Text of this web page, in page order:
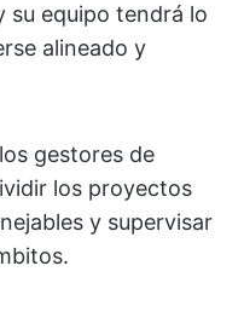
su equipo tendrá lo
alineado y
gestores de
los proyectos
y supervisar